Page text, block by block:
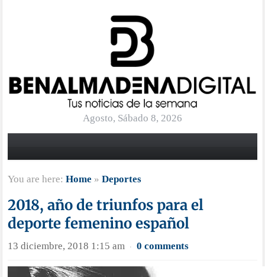
Agosto, Sábado 8, 2026
You are here:Home »Deportes
2018, año de triunfos para el
deporte femenino español
13 diciembre, 2018 1:15 am · 0 comments